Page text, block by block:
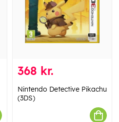
368 kr.
Nintendo Detective Pikachu
(3DS)